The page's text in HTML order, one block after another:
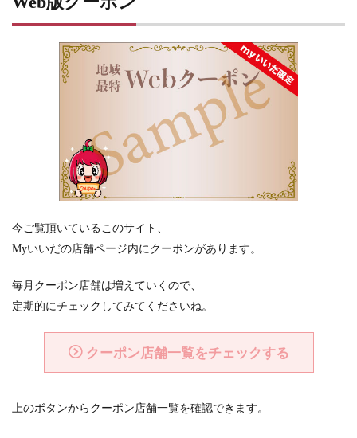
今ご覧頂いているこのサイト、
Myいいだの店舗ページ内にクーポンがあります。
毎月クーポン店舗は増えていくので、
定期的にチェックしてみてくださいね。
クーポン店舗一覧をチェックする
上のボタンからクーポン店舗一覧を確認できます。